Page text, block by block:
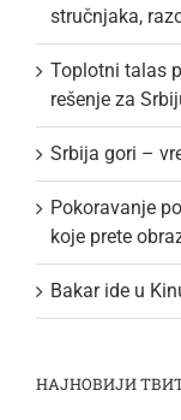
stručnjaka,
Toplotni talas
rešenje za
Srbija gori –
Pokoravanje
koje prete
Bakar ide u
НАЈНОВИЈИ